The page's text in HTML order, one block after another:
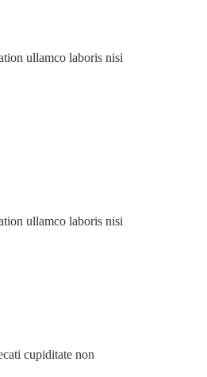
ullamco laboris nisi
ullamco laboris nisi
cupiditate non